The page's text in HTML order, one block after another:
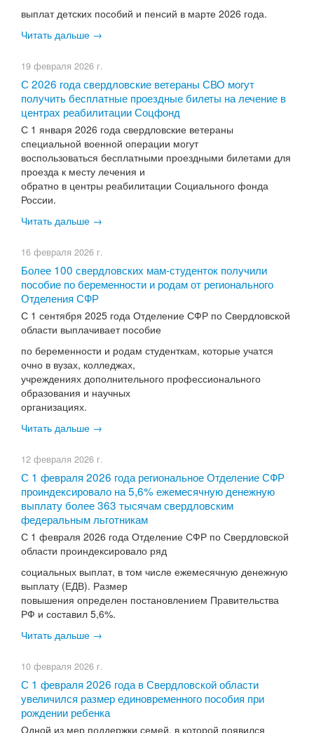
выплат детских пособий и пенсий в марте 2026 года.
Читать дальше →
19 февраля 2026 г.
С 2026 года свердловские ветераны СВО могут
получить бесплатные проездные билеты на лечение в
центрах реабилитации Соцфонд
С 1 января 2026 года свердловские ветераны
специальной военной операции могут
воспользоваться бесплатными проездными билетами для
проезда к месту лечения и
обратно в центры реабилитации Социального фонда
России.
Читать дальше →
16 февраля 2026 г.
​Более 100 свердловских мам-студенток получили
пособие по беременности и родам от регионального
Отделения СФР
С 1 сентября 2025 года Отделение СФР по Свердловской
области выплачивает пособие
по беременности и родам студенткам, которые учатся
очно в вузах, колледжах,
учреждениях дополнительного профессионального
образования и научных
организациях.
Читать дальше →
12 февраля 2026 г.
​С 1 февраля 2026 года региональное Отделение СФР
проиндексировало на 5,6% ежемесячную денежную
выплату более 363 тысячам свердловским
федеральным льготникам
С 1 февраля 2026 года Отделение СФР по Свердловской
области проиндексировало ряд
социальных выплат, в том числе ежемесячную денежную
выплату (ЕДВ). Размер
повышения определен постановлением Правительства
РФ и составил 5,6%.
Читать дальше →
10 февраля 2026 г.
​С 1 февраля 2026 года в Свердловской области
увеличился размер единовременного пособия при
рождении ребенка
Одной из мер поддержки семей, в которой появился